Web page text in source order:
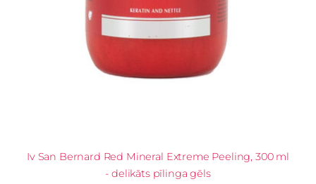
Iv San Bernard Red Mineral Extreme Peeling, 300 ml
- delikāts pīlinga gēls